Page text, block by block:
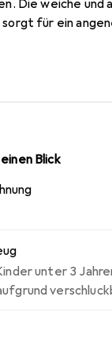
Die weiche und
sorgt für ein
einem
was die Pflege
fördert
Kindern und ist
Anlässe.
Blick
unter 3